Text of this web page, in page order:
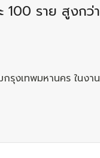
100 ราย สูงกว่า
งเทพมหานคร ในงาน